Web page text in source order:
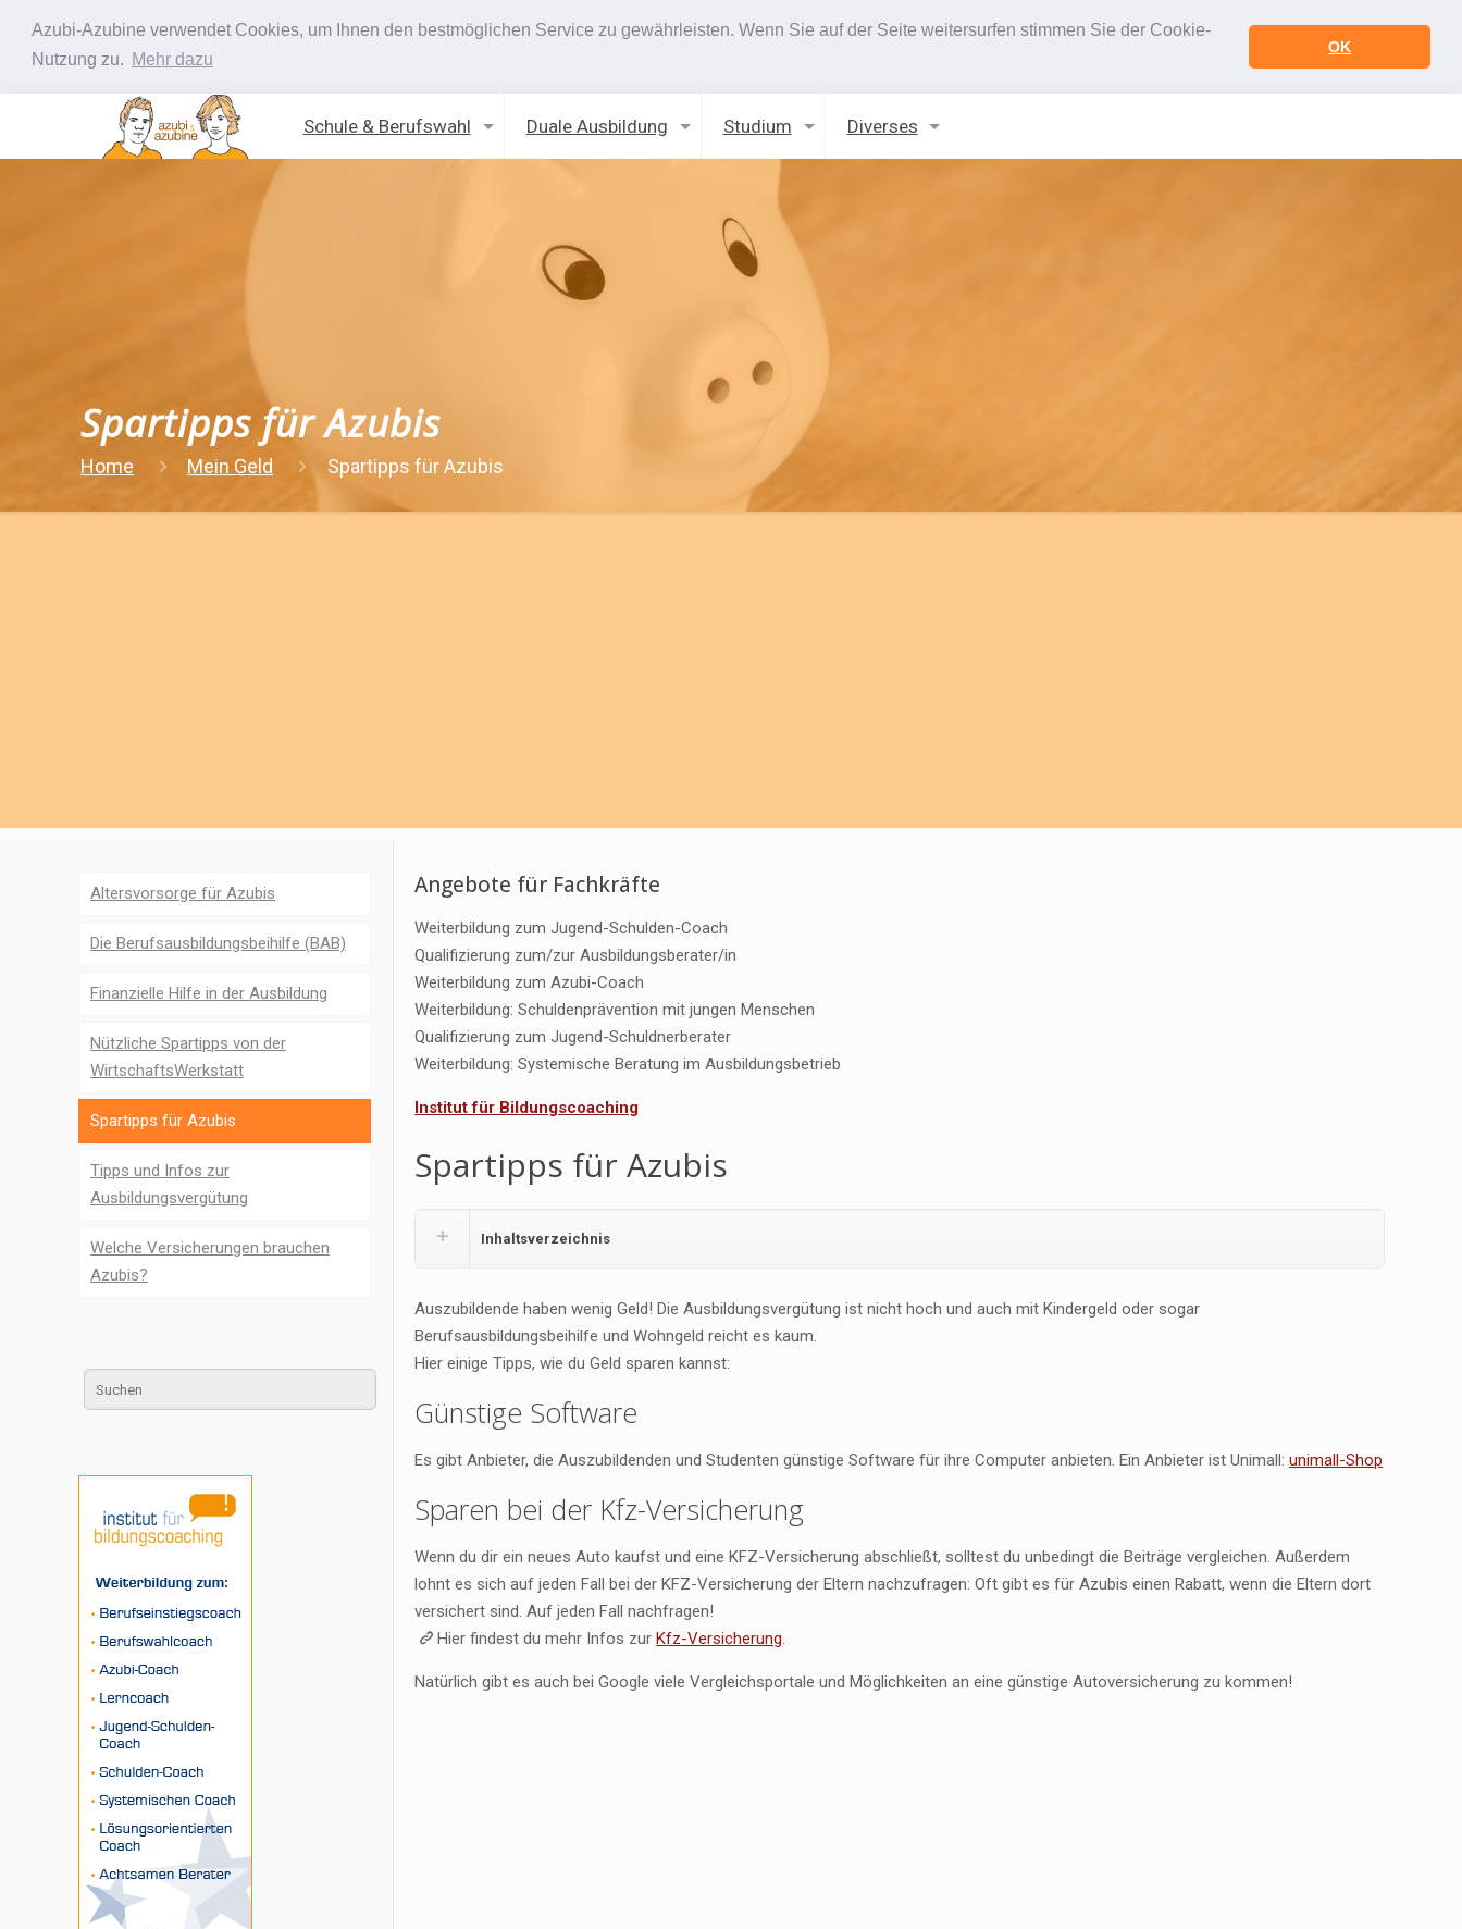
Azubi-Azubine verwendet Cookies, um Ihnen den bestmöglichen Service zu gewährleisten. Wenn Sie auf der Seite weitersurfen stimmen Sie der Cookie-
Nutzung zu. Mehr dazu
OK
Schule & Berufswahl Duale Ausbildung Studium Diverses
Spartipps für Azubis
Home Mein Geld Spartipps für Azubis
Angebote für Fachkräfte
Weiterbildung zum Jugend-Schulden-Coach
Qualifizierung zum/zur Ausbildungsberater/in
Weiterbildung zum Azubi-Coach
Weiterbildung: Schuldenprävention mit jungen Menschen
Qualifizierung zum Jugend-Schuldnerberater
Weiterbildung: Systemische Beratung im Ausbildungsbetrieb
Institut für Bildungscoaching
Spartipps für Azubis
Inhaltsverzeichnis
Auszubildende haben wenig Geld! Die Ausbildungsvergütung ist nicht hoch und auch mit Kindergeld oder sogar
Berufsausbildungsbeihilfe und Wohngeld reicht es kaum.
Hier einige Tipps, wie du Geld sparen kannst:
Günstige Software
Es gibt Anbieter, die Auszubildenden und Studenten günstige Software für ihre Computer anbieten. Ein Anbieter ist Unimall:unimall-Shop
Sparen bei der Kfz-Versicherung
Wenn du dir ein neues Auto kaufst und eine KFZ-Versicherung abschließt, solltest du unbedingt die Beiträge vergleichen. Außerdem
lohnt es sich auf jeden Fall bei der KFZ-Versicherung der Eltern nachzufragen: Oft gibt es für Azubis einen Rabatt, wenn die Eltern dort
versichert sind. Auf jeden Fall nachfragen!
Hier findest du mehr Infos zurKfz-Versicherung.
Natürlich gibt es auch bei Google viele Vergleichsportale und Möglichkeiten an eine günstige Autoversicherung zu kommen!
Altersvorsorge für Azubis
Die Berufsausbildungsbeihilfe (BAB)
Finanzielle Hilfe in der Ausbildung
Nützliche Spartipps von der
WirtschaftsWerkstatt
Spartipps für Azubis
Tipps und Infos zur
Ausbildungsvergütung
Welche Versicherungen brauchen
Azubis?